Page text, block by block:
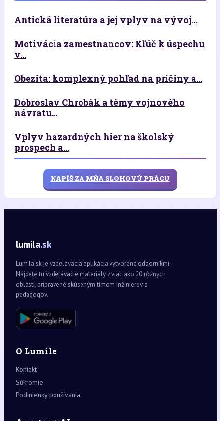
Antická literatúra a jej vplyv na vývoj...
Motivácia zamestnancov: Kľúč k úspechu
v...
Obezita: komplexný pohľad na príčiny a...
Dobroslav Chrobák a témy vojnového
návratu...
Vplyv hazardných hier na školský
prospech a...
NAPÍŠ ZA MŇA SLOHOVÚ PRÁCU
lumila.sk
Lumila.sk je vzdelávacia aplikácia vytvorená odborníkmi.
Nájdete tu vzdelávacie materiály z viac ako 20 rôznych
oblastí, pripravené skúseným tímom inžinierov a
pedagógov.
O Lumile
Kontakt
Súkromie
Podmienky používania